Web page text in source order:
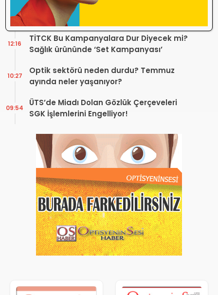
Sosyal Medya Bu Soruyu Soruyor! Göz
Sağlığında Çifte Standart mı Var?
10:49
TİTCK Bu Kampanyalara Dur Diyecek mi?
Sağlık ürününde ‘Set Kampanyası’
12:16
Optik sektörü neden durdu? Temmuz
ayında neler yaşanıyor?
10:27
ÜTS’de Miadı Dolan Gözlük Çerçeveleri
SGK İşlemlerini Engelliyor!
09:54